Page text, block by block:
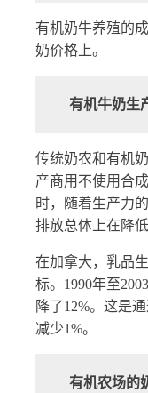
有机奶牛养殖的
奶价格上。
有机牛奶生
传统奶农和有机
产商用不使用合
时，随着生产力
排放总体上在降低
在加拿大，乳品
标。1990年至
降了12%。这是
减少1%。
有机农场的